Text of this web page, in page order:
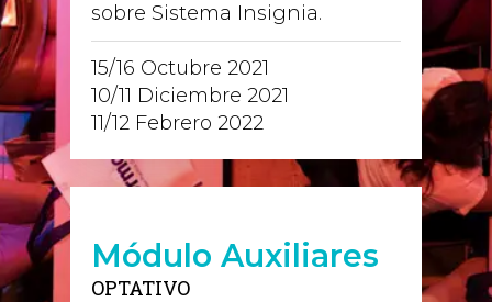
sobre Sistema Insignia.
15/16 Octubre 2021
10/11 Diciembre 2021
11/12 Febrero 2022
Módulo Auxiliares
OPTATIVO